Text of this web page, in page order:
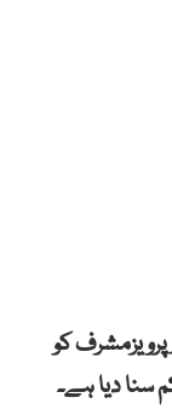
کو
دیا ہے۔